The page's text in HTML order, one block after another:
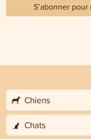
S’abonner
Chiens
Chats